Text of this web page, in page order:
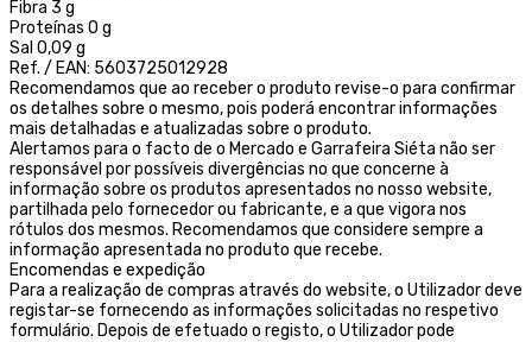
Fibra 3 g
Proteínas 0 g
Sal 0,09 g
Ref. / EAN: 5603725012928
Recomendamos que ao receber o produto revise-o para confirmar
os detalhes sobre o mesmo, pois poderá encontrar informações
mais detalhadas e atualizadas sobre o produto.
Alertamos para o facto de o Mercado e Garrafeira Siéta não ser
responsável por possíveis divergências no que concerne à
informação sobre os produtos apresentados no nosso website,
partilhada pelo fornecedor ou fabricante, e a que vigora nos
rótulos dos mesmos. Recomendamos que considere sempre a
informação apresentada no produto que recebe.
Encomendas e expedição
Para a realização de compras através do website, o Utilizador deve
registar-se fornecendo as informações solicitadas no respetivo
formulário. Depois de efetuado o registo, o Utilizador pode